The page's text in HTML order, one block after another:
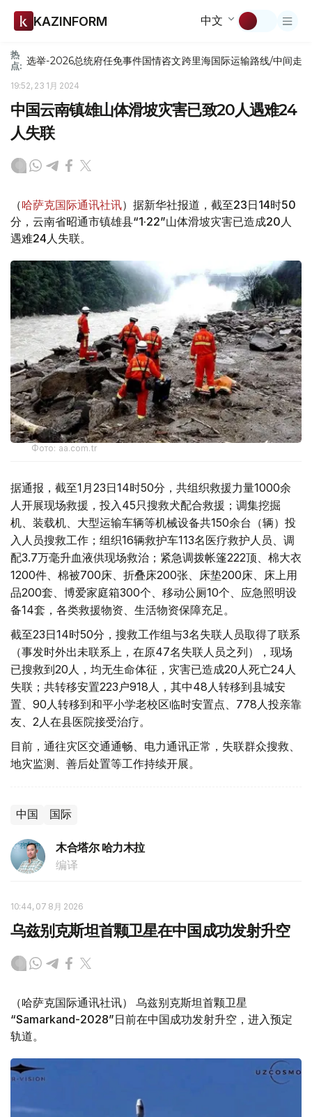
KAZINFORM 中文
热
点: 选举-2026总统府任免事件国情咨文跨里海国际运输路线/中间走廊
19:52, 23 1月 2024
中国云南镇雄山体滑坡灾害已致20人遇难24
人失联
（哈萨克国际通讯社讯）据新华社报道，截至23日14时50
分，云南省昭通市镇雄县“1·22”山体滑坡灾害已造成20人
遇难24人失联。
Фото: aa.com.tr
据通报，截至1月23日14时50分，共组织救援力量1000余
人开展现场救援，投入45只搜救犬配合救援；调集挖掘
机、装载机、大型运输车辆等机械设备共150余台（辆）投
入人员搜救工作；组织16辆救护车113名医疗救护人员、调
配3.7万毫升血液供现场救治；紧急调拨帐篷222顶、棉大衣
1200件、棉被700床、折叠床200张、床垫200床、床上用
品200套、博爱家庭箱300个、移动公厕10个、应急照明设
备14套，各类救援物资、生活物资保障充足。
截至23日14时50分，搜救工作组与3名失联人员取得了联系
（事发时外出未联系上，在原47名失联人员之列），现场
已搜救到20人，均无生命体征，灾害已造成20人死亡24人
失联；共转移安置223户918人，其中48人转移到县城安
置、90人转移到和平小学老校区临时安置点、778人投亲靠
友、2人在县医院接受治疗。
目前，通往灾区交通通畅、电力通讯正常，失联群众搜救、
地灾监测、善后处置等工作持续开展。
中国 国际
木合塔尔 哈力木拉
编译
10:44, 07 8月 2026
乌兹别克斯坦首颗卫星在中国成功发射升空
（哈萨克国际通讯社讯） 乌兹别克斯坦首颗卫星
“Samarkand-2028”日前在中国成功发射升空，进入预定
轨道。